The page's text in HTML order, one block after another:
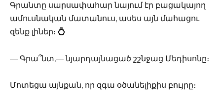
Գրանտը սարսափահար նայում էր բացակայող
ամուսնական մատանուս, ասես այն մահացու
զենք լիներ։ 💍
— Գրա՞նտ,— նյարդայնացած շշնջաց Մեդիսոնը։
Մոտեցա այնքան, որ զգա օծանելիքիս բույրը։